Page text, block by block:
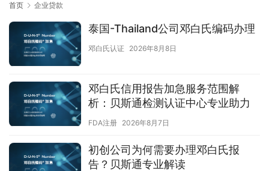
首页 企业贷款
泰国-Thailand公司邓白氏编码办理
邓白氏认证 2026年8月8日
邓白氏信用报告加急服务范围解
析：贝斯通检测认证中心专业助力
FDA注册 2026年8月7日
初创公司为何需要办理邓白氏报
告？贝斯通专业解读